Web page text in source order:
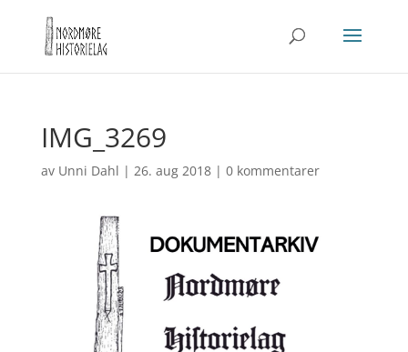
IMG_3269
av Unni Dahl | 26. aug 2018| 0 kommentarer